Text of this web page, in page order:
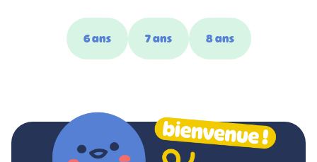
6 ans 7 ans 8 ans